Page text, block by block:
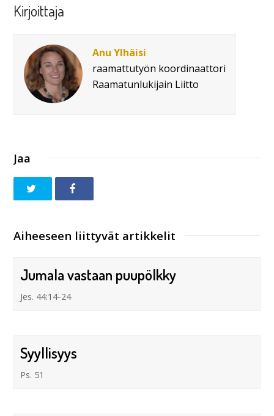
Kirjoittaja
Anu Ylhäisi
raamattutyön koordinaattori
Raamatunlukijain Liitto
Jaa
Aiheeseen liittyvät artikkelit
Jumala vastaan puupölkky
Jes. 44:14-24
Syyllisyys
Ps. 51